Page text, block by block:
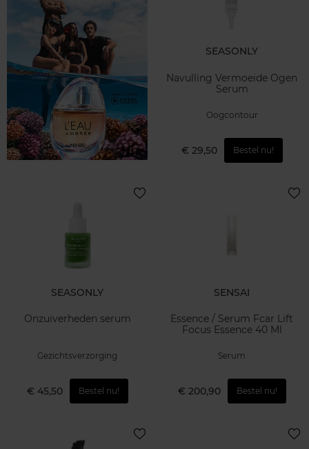
SEASONLY
Navulling Vermoeide Ogen
Serum
Oogcontour
€ 29,50 Bestel nu!
SEASONLY
Onzuiverheden serum
Gezichtsverzorging
€ 45,50 Bestel nu!
SENSAI
Essence / Serum Fcar Lift
Focus Essence 40 Ml
Serum
€ 200,90 Bestel nu!